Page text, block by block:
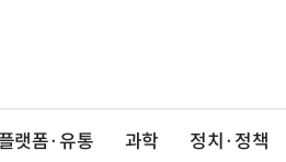
랫폼·유통 과학 정치·정책